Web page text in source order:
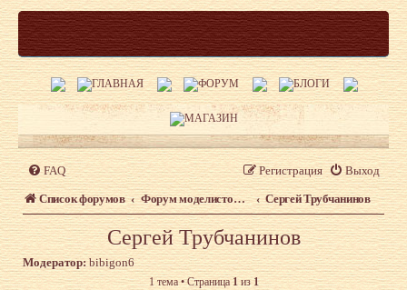
FAQ Выход
Регистрация
Список форумов Форум моделистов Верфь на столе. Авторские работы Сергей Трубчанинов
Сергей Трубчанинов
Модератор: bibigon6
1 тема • Страница1из1